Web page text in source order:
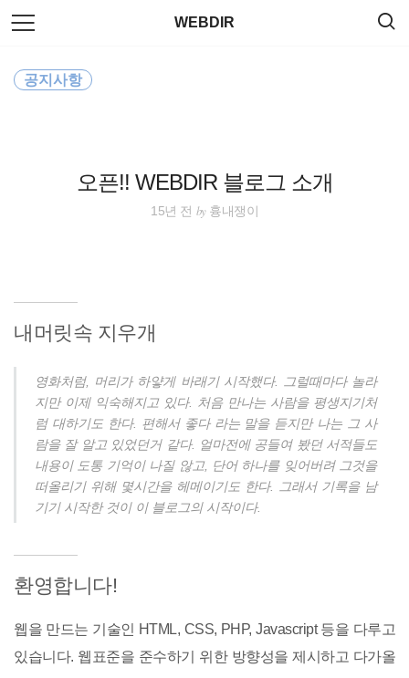
본
문
바
로
WEBDIR
오픈!! WEBDIR 블로그 소개
공지사항
15년 전 by흉내쟁이
내머릿속 지우개
영화처럼, 머리가 하얗게 바래기 시작했다. 그럴때마다 놀라
지만 이제 익숙해지고 있다. 처음 만나는 사람을 평생지기처
럼 대하기도 한다. 편해서 좋다 라는 말을 듣지만 나는 그 사
람을 잘 알고 있었던거 같다. 얼마전에 공들여 봤던 서적들도
내용이 도통 기억이 나질 않고, 단어 하나를 잊어버려 그것을
떠올리기 위해 몇시간을 헤메이기도 한다. 그래서 기록을 남
기기 시작한 것이 이 블로그의 시작이다.
환영합니다!
웹을 만드는 기술인 HTML, CSS, PHP, Javascript 등을 다루고
있습니다. 웹표준을 준수하기 위한 방향성을 제시하고 다가올
색
Editor
CentOS
ubuntu